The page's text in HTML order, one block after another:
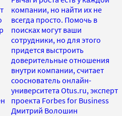
компании, но найти их не
всегда просто. Помочь в
поисках могут ваши
сотрудники, но для этого
придется выстроить
доверительные отношения
внутри компании, считает
сооснователь онлайн-
университета Otus.ru, эксперт
проекта Forbes for Business
Дмитрий Волошин